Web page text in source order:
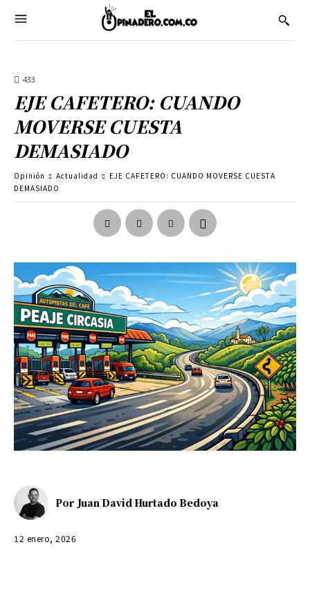
433
EJE CAFETERO: CUANDO
MOVERSE CUESTA
DEMASIADO
Opinión Actualidad
EJE CAFETERO: CUANDO MOVERSE CUESTA
DEMASIADO
Por Juan David Hurtado Bedoya
12 enero, 2026